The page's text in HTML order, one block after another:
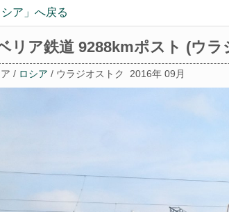
シア 」へ戻る
リア鉄道 9288kmポスト (ウラ
/ ロシア / ウラジオストク 2016年 09月